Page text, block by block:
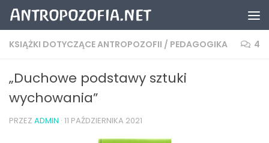
Przeskocz do treści
KSIĄŻKI DOTYCZĄCE ANTROPOZOFII / PEDAGOGIKA 4
„Duchowe podstawy sztuki
wychowania”
PRZEZ ADMIN · 11 PAŹDZIERNIKA 2021